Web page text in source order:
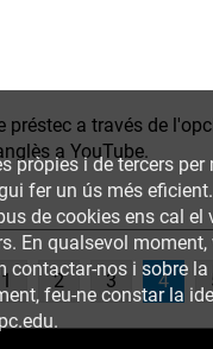
a través de
a YouTube.
1 2 3 4
i de tercers
fer un ús més
de cookies ens cal
En qualsevol
nos i sobre
feu-ne constar la